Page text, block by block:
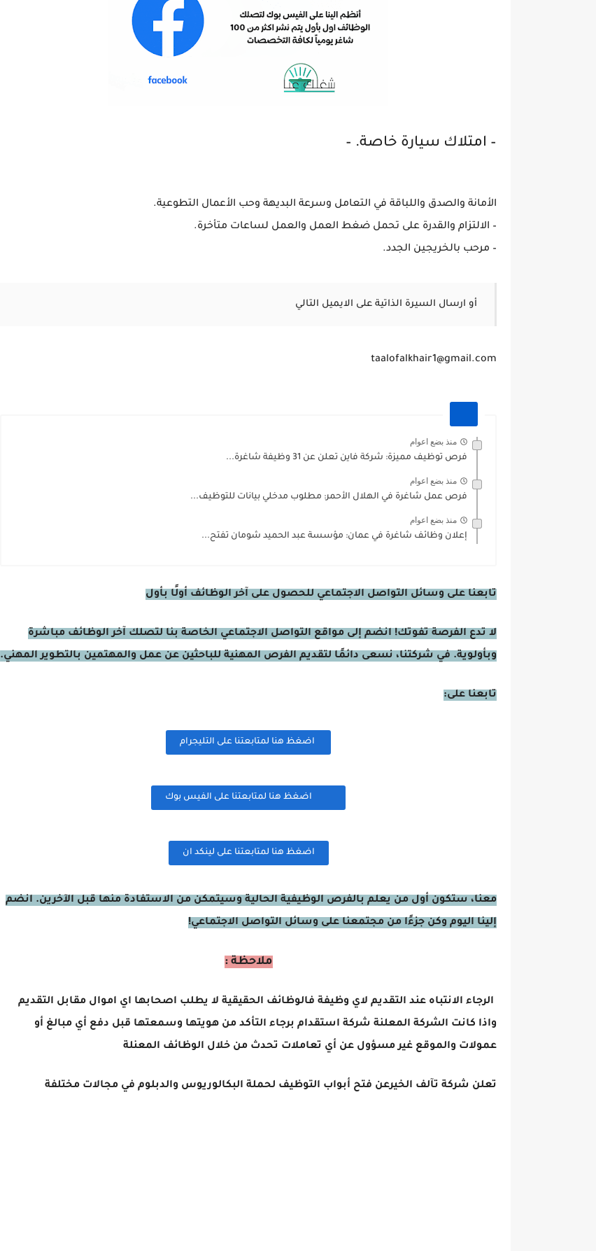
– امتلاك سيارة خاصة. –
الأمانة والصدق واللباقة في التعامل وسرعة البديهة وحب الأعمال التطوعية.
– الالتزام والقدرة على تحمل ضغط العمل والعمل لساعات متأخرة.
– مرحب بالخريجين الجدد.
أو ارسال السيرة الذاتية على الايميل التالي
taalofalkhair1@gmail.com
منذ بضع اعوام
فرص توظيف مميزة: شركة فاين تعلن عن 31 وظيفة شاغرة...
منذ بضع اعوام
فرص عمل شاغرة في الهلال الأحمر: مطلوب مدخلي بيانات للتوظيف...
منذ بضع اعوام
إعلان وظائف شاغرة في عمان: مؤسسة عبد الحميد شومان تفتح...
تابعنا على وسائل التواصل الاجتماعي للحصول على آخر الوظائف أولًا بأول
لا تدع الفرصة تفوتك! انضم إلى مواقع التواصل الاجتماعي الخاصة بنا لتصلك آخر الوظائف مباشرة
وبأولوية. في شركتنا، نسعى دائمًا لتقديم الفرص المهنية للباحثين عن عمل والمهتمين بالتطوير المهني.
تابعنا على:
اضغظ هنا لمتابعتنا على التليجرام
اضغظ هنا لمتابعتنا على الفيس بوك
اضغظ هنا لمتابعتنا على لينكد ان
معنا، ستكون أول من يعلم بالفرص الوظيفية الحالية وسيتمكن من الاستفادة منها قبل الآخرين. انضم
إلينا اليوم وكن جزءًا من مجتمعنا على وسائل التواصل الاجتماعي!
ملاحظة :
الرجاء الانتباه عند التقديم لاي وظيفة فالوظائف الحقيقية لا يطلب اصحابها اي اموال مقابل التقديم
واذا كانت الشركة المعلنة شركة استقدام برجاء التأكد من هويتها وسمعتها قبل دفع أي مبالغ أو
عمولات والموقع غير مسؤول عن أي تعاملات تحدث من خلال الوظائف المعنلة
تعلن شركة تآلف الخيرعن فتح أبواب التوظيف لحملة البكالوريوس والدبلوم في مجالات مختلفة